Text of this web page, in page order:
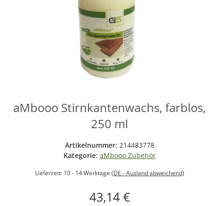
aMbooo Stirnkantenwachs, farblos,
250 ml
Artikelnummer: 214483778
Kategorie: aMbooo Zubehör
Lieferzeit: 10 - 14 Werktage (DE - Ausland abweichend)
43,14 €